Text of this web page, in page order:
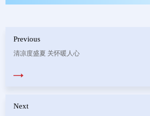
Previous
清凉度盛夏 关怀暖人心
Next